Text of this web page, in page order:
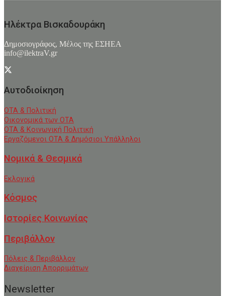
Ηλέκτρα Βισκαδουράκη
Δημοσιογράφος, Μέλος της ΕΣHΕΑ
info@ilektraV.gr
Αυτοδιοίκηση
ΟΤΑ & Πολιτική
Οικονομικά των ΟΤΑ
ΟΤΑ & Κοινωνική Πολιτική
Εργαζόμενοι ΟΤΑ & Δημόσιοι Υπάλληλοι
Νομικά & Θεσμικά
Εκλογικά
Κόσμος
Ιστορίες Κοινωνίας
Περιβάλλον
Πόλεις & Περιβάλλον
Διαχείριση Απορριμάτων
Newsletter